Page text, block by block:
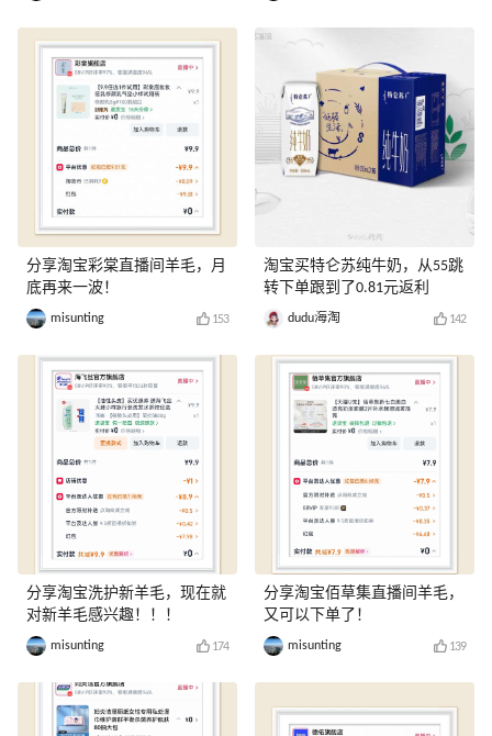
分享淘宝彩棠直播间羊毛，月
底再来一波！
misunting 153
分享淘宝洗护新羊毛，现在就
对新羊毛感兴趣！！！
misunting 174
淘宝买特仑苏纯牛奶，从55跳
转下单跟到了0.81元返利
dudu海淘 142
分享淘宝佰草集直播间羊毛，
又可以下单了！
misunting 139